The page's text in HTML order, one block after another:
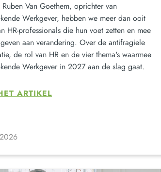
Van Goethem, oprichter van
Werkgever, hebben we meer dan ooit
HR-professionals die hun voet zetten en mee
aan verandering. Over de antifragiele
de rol van HR en de vier thema's waarmee
Werkgever in 2027 aan de slag gaat.
ARTIKEL